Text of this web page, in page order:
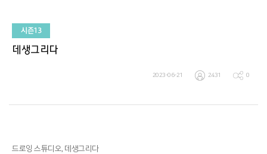
시즌13
데생그리다
2023-06-21 2431 0
드로잉 스튜디오, 데생그리다